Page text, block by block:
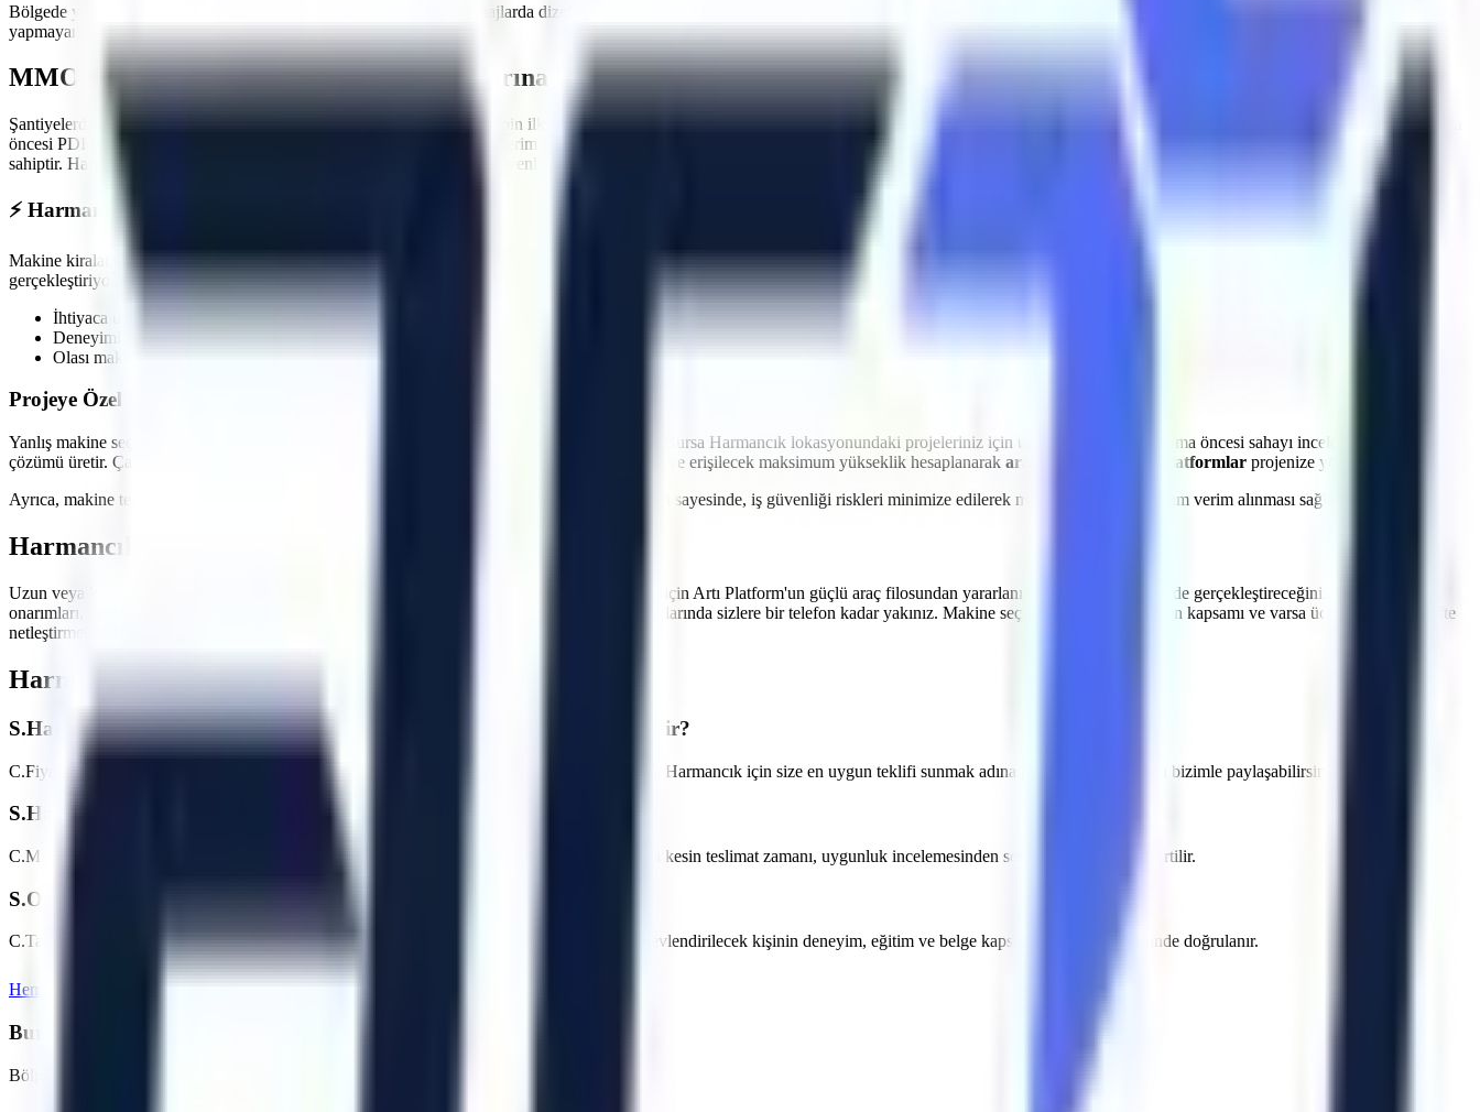
Bölgede yoğunlaşan için farklı tonajlarda dizel ve akülü
yapmayan akülü modeller en çok tercih edilen ürünlerimizdir.
MMO Denetimli ve İş Güvenliği Standartlarına Uygun Filo
Şantiyelerde, endüstriyel tesislerde yaşanan iş kazalarının önüne geçmenin ilk kuralı, kullanılan ekipmanların standartlara uygun olmasıdır.
süreçlerinde Artı Platform, her kiralama
öncesi PDI (Teslimat Öncesi Bakım) işlemlerini eksiksiz yapar. Makinelerimizin tamamı
tarafından periyodik olarak muayene edilmektedir ve CE / EN280 sertifikasyonuna
sahiptir. Harmancık sahasında görev yapacak araçlarımız, operatörün güvenliğini en üst düzeyde tutacak aşırı yük sensörleri, eğim alarmları ve acil indirme valfleri ile donatılmıştır.
⚡ Harmancık
Makine kiralama süreçlerinde en kritik faktörlerden biri zaman yönetimidir. Artı Platform olarak kendi çekicilerimiz ve özel nakliye filomuzla
gerçekleştiriyoruz. Özellikleacil müdahale gerektiren onarımlarda
, saatler içinde makinenin projenizde hazır olmasını sağlayarak olası maliyet kayıplarının önüne geçiyoruz.
İhtiyaca uygun kapasite, gerçek stok ve sevkiyat uygunluğu kontrolü
Deneyimli lojistik personeli ile güvenli indirme/bindirme işlemleri
Olası makine arızalarında hızlı servis ve yedek makine tahsisi imkanı
Projeye Özel Makine Seçimi ve Saha İnceleme Seçeneği
Yanlış makine seçimi, projelerde hem zaman kaybına hem de ekstra maliyetlere neden olabilir. Bursa Harmancık lokasyonundaki projeleriniz için uzman ekibimiz, kiralama öncesi sahayı inceleyerek en uygun
çözümü üretir. Çalışılacak zeminin taşıma kapasitesi, kapı ve koridor genişlikleri, eğim durumu ve erişilecek maksimum yükseklik hesaplanarak araziye uygun güçlü platformlar projenize yönlendirilir.
Ayrıca, makine teslimatında operatörlerinize veya ilgili personelinize verilen teknik oryantasyon sayesinde, iş güvenliği riskleri minimize edilerek makinelerden maksimum verim alınması sağlanır.
Harmancık
Uzun veya kısa dönemli operasyonlarınızda maliyetlerinizi düşürürken verimliliğinizi artırmak için Artı Platform'un güçlü araç filosundan yararlanın.
genelinde gerçekleştireceğiniz dış cephe
onarımları, çelik konstrüksiyon montajları, çatı tamiratları ve sanayi tipi üretim hatlarının bakımlarında sizlere bir telefon kadar yakınız. Makine seçimi, saha incelemesinin kapsamı ve varsa ücretini yazılı teklifte
netleştirmek için ekibimizle iletişime geçebilirsiniz.
Harmancık Bölgesi İçin Sıkça Sorulan Sorular
S.Harmancık bölgesinde günlük/haftalık platform kiralama fiyatları nedir?
C.Fiyatlar makine tipine (makaslı, eklemli vb.) ve kiralama süresine göre değişmektedir. Bursa Harmancık için size en uygun teklifi sunmak adına projenizin detaylarını bizimle paylaşabilirsiniz.
S.Harmancık bölgesine teslimat nasıl planlanır?
C.Makine parkı, nakliye rotası, saha erişimi ve talep tarihi kontrol edilir. Bursa Harmancık için kesin teslimat zamanı, uygunluk incelemesinden sonra yazılı teklifte belirtilir.
S.Operatörlü kiralama hizmetiniz var mı?
C.Talebe göre operatör seçeneği değerlendirilebilir. Harmancık bölgesindeki projeler için görevlendirilecek kişinin deneyim, eğitim ve belge kapsamı sözleşme öncesinde doğrulanır.
Hemen Teklif İste
Bursa
Bölgedeki diğer OSB ve ilçeler için kiralama seçeneklerini inceleyebilirsiniz.